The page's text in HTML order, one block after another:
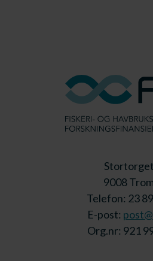
9008
Telefon: 23
E-post:
Org.nr: 921